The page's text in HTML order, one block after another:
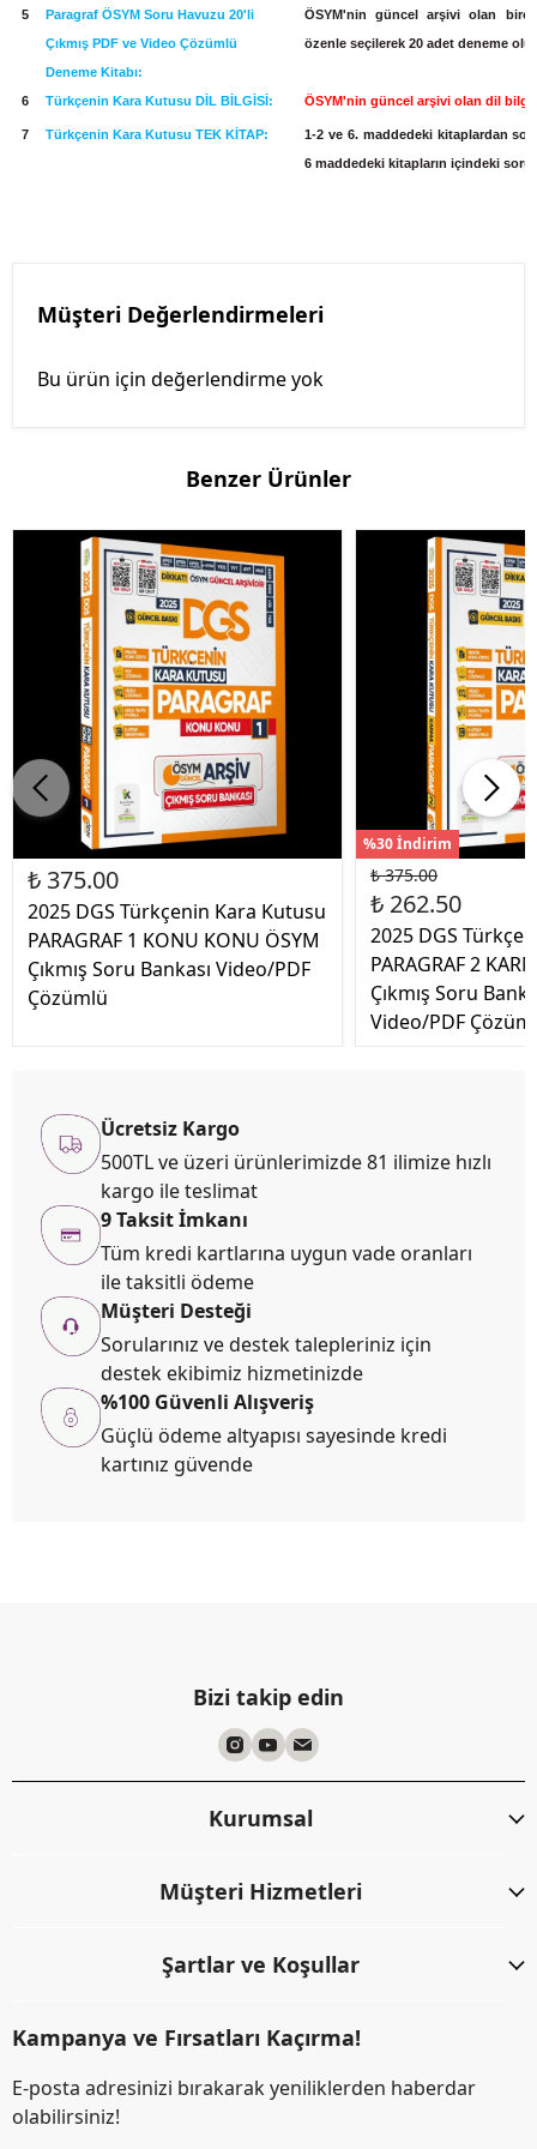
5
Paragraf ÖSYM Soru Havuzu 20'li
Çıkmış PDF ve Video Çözümlü
Deneme Kitabı:
ÖSYM'nin güncel arşivi olan
özenle seçilerek 20 adet deneme
6 Türkçenin Kara Kutusu DİL BİLGİSİ: ÖSYM'nin güncel arşivi olan dil
7 Türkçenin Kara Kutusu TEK KİTAP:
1-2 ve 6. maddedeki kitaplardan
6 maddedeki kitapların içindeki
Müşteri Değerlendirmeleri
Bu ürün için değerlendirme yok
Benzer Ürünler
₺ 375.00
2025 DGS Türkçenin Kara Kutusu
PARAGRAF 1 KONU KONU ÖSYM
Çıkmış Soru Bankası Video/PDF
Çözümlü
%30 İndirim
₺ 375.00
₺ 262.50
2025 DGS
PARAGRAF 2
Çıkmış Soru
Video/PDF
Ücretsiz Kargo
500TL ve üzeri ürünlerimizde 81 ilimize hızlı
kargo ile teslimat
9 Taksit İmkanı
Tüm kredi kartlarına uygun vade oranları
ile taksitli ödeme
Müşteri Desteği
Sorularınız ve destek talepleriniz için
destek ekibimiz hizmetinizde
%100 Güvenli Alışveriş
Güçlü ödeme altyapısı sayesinde kredi
kartınız güvende
Bizi takip edin
Kurumsal
Müşteri Hizmetleri
Şartlar ve Koşullar
Kampanya ve Fırsatları Kaçırma!
E-posta adresinizi bırakarak yeniliklerden haberdar
olabilirsiniz!